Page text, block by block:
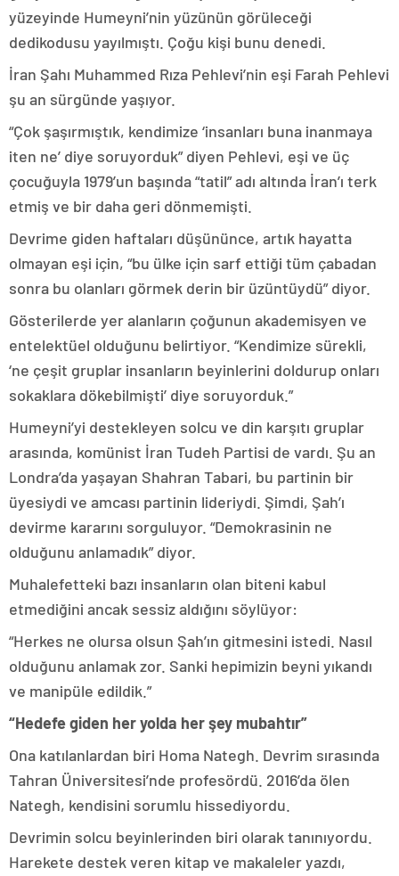
yüzeyinde Humeyni’nin yüzünün görüleceği
dedikodusu yayılmıştı. Çoğu kişi bunu denedi.
İran Şahı Muhammed Rıza Pehlevi’nin eşi Farah Pehlevi
şu an sürgünde yaşıyor.
“Çok şaşırmıştık, kendimize ‘insanları buna inanmaya
iten ne’ diye soruyorduk” diyen Pehlevi, eşi ve üç
çocuğuyla 1979’un başında “tatil” adı altında İran’ı terk
etmiş ve bir daha geri dönmemişti.
Devrime giden haftaları düşününce, artık hayatta
olmayan eşi için, “bu ülke için sarf ettiği tüm çabadan
sonra bu olanları görmek derin bir üzüntüydü” diyor.
Gösterilerde yer alanların çoğunun akademisyen ve
entelektüel olduğunu belirtiyor. “Kendimize sürekli,
‘ne çeşit gruplar insanların beyinlerini doldurup onları
sokaklara dökebilmişti’ diye soruyorduk.”
Humeyni’yi destekleyen solcu ve din karşıtı gruplar
arasında, komünist İran Tudeh Partisi de vardı. Şu an
Londra’da yaşayan Shahran Tabari, bu partinin bir
üyesiydi ve amcası partinin lideriydi. Şimdi, Şah’ı
devirme kararını sorguluyor. “Demokrasinin ne
olduğunu anlamadık” diyor.
Muhalefetteki bazı insanların olan biteni kabul
etmediğini ancak sessiz aldığını söylüyor:
“Herkes ne olursa olsun Şah’ın gitmesini istedi. Nasıl
olduğunu anlamak zor. Sanki hepimizin beyni yıkandı
ve manipüle edildik.”
“Hedefe giden her yolda her şey mubahtır”
Ona katılanlardan biri Homa Nategh. Devrim sırasında
Tahran Üniversitesi’nde profesördü. 2016’da ölen
Nategh, kendisini sorumlu hissediyordu.
Devrimin solcu beyinlerinden biri olarak tanınıyordu.
Harekete destek veren kitap ve makaleler yazdı,